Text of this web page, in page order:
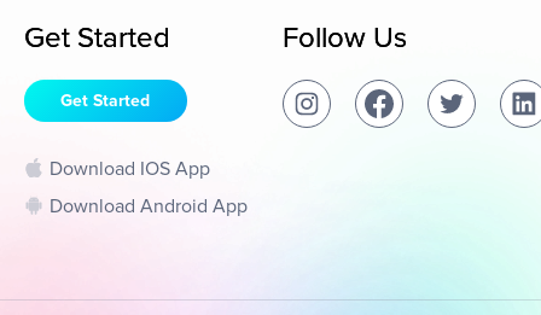
Get Started
Get Started
Download IOS App
Download Android App
Follow Us